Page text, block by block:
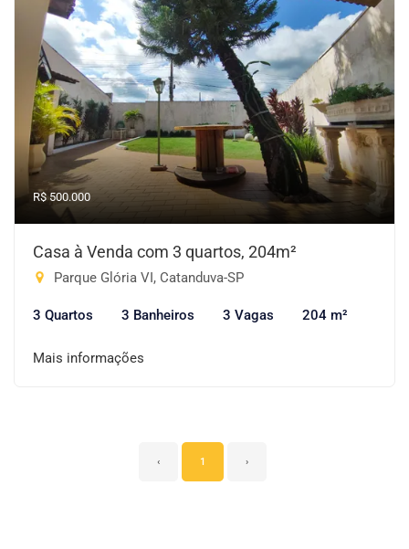
R$ 500.000
Casa à Venda com 3 quartos, 204m²
Parque Glória VI, Catanduva-SP
3 Quartos 3 Banheiros 3 Vagas 204 m²
Mais informações
‹ 1 ›